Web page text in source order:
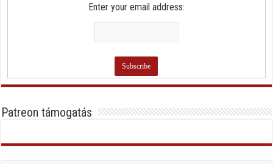
Enter your email address:
Patreon támogatás